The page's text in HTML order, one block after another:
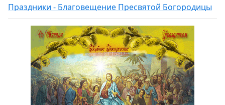
Праздники - Благовещение Пресвятой Богородицы